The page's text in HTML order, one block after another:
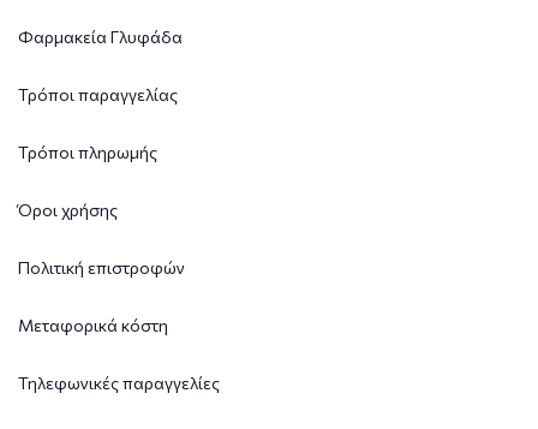
Φαρμακεία Γλυφάδα
Τρόποι παραγγελίας
Τρόποι πληρωμής
Όροι χρήσης
Πολιτική επιστροφών
Μεταφορικά κόστη
Τηλεφωνικές παραγγελίες